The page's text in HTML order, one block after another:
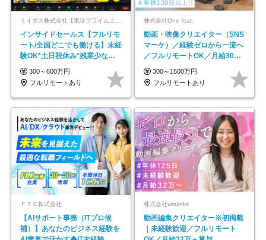
インサイドセールス【フルリモ
ート/全国どこでも働ける】未経
験OK*土日祝休み*残業少なめ*
在宅勤務手当あり
300～600万円
フルリモートあり
株式会社One feat.
動画・映像クリエイター（SNS
マーケ）／経験ゼロから一流へ
／フルリモートOK／月給30万
円～／年休130日以上
300～1500万円
フルリモートあり
ＦＴＣ株式会社
【AIサポート事務（ITプロ候
補）】あなたのビジネス経験を
株式会社viralinks
動画編集クリエイター※初掲載
｜未経験歓迎／フルリモート